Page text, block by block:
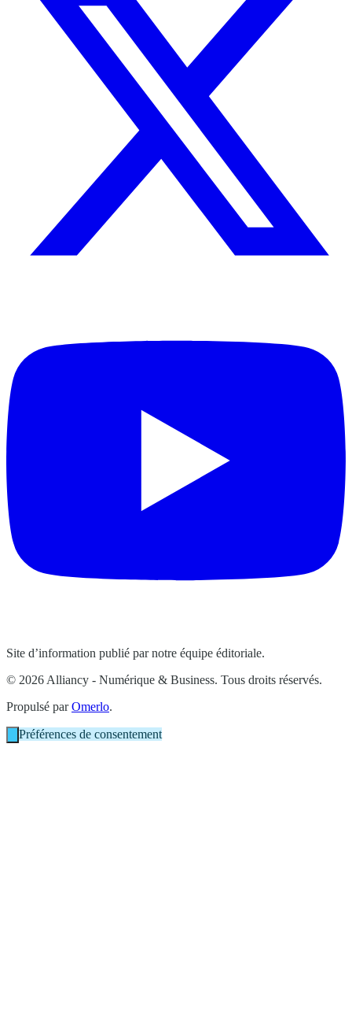
Site d’information publié par notre équipe éditoriale.
© 2026 Alliancy - Numérique & Business. Tous droits réservés.
Propulsé parOmerlo.
Préférences de consentement